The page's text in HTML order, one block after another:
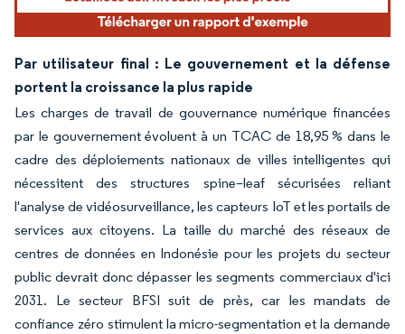
Par utilisateur final : Le gouvernement et la défense
portent la croissance la plus rapide
Les charges de travail de gouvernance numérique financées
par le gouvernement évoluent à un TCAC de 18,95 % dans le
cadre des déploiements nationaux de villes intelligentes qui
nécessitent des structures spine–leaf sécurisées reliant
l'analyse de vidéosurveillance, les capteurs IoT et les portails de
services aux citoyens. La taille du marché des réseaux de
centres de données en Indonésie pour les projets du secteur
public devrait donc dépasser les segments commerciaux d'ici
2031. Le secteur BFSI suit de près, car les mandats de
confiance zéro stimulent la micro-segmentation et la demande